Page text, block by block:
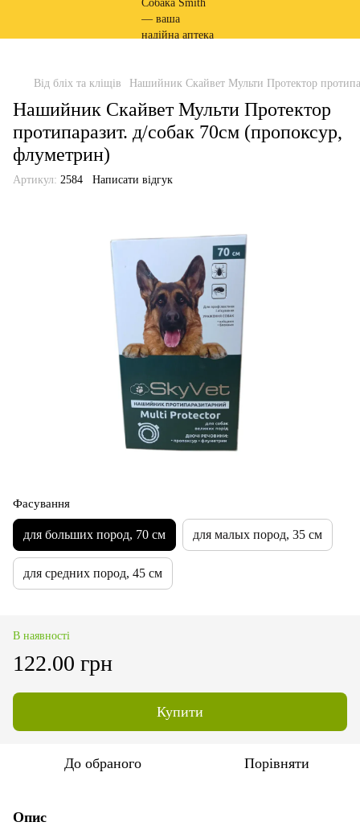
Від бліх та кліщів Нашийник Скайвет Мульти Протектор
Нашийник Скайвет Мульти Протектор
протипаразит. д/собак 70см (пропоксур,
флуметрин)
Артикул: 2584 Написати відгук
Фасування
для больших пород, 70 см для малых пород, 35 см
для средних пород, 45 см
В наявності
122.00 грн
Купити
До обраного Порівняти
Опис